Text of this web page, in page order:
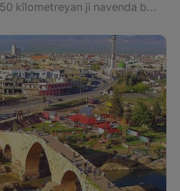
Li sûlava Sîneber ku 50 kîlometreyan ji navenda bajarê Colemêrgê dûre û di her demsalekî de jî dîmenên cuda pêşkêşî ziyaretvan ango geştyaran dike, av ji nû ve gur dibin.